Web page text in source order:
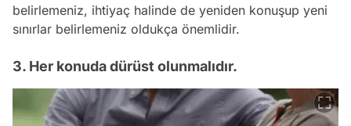
belirlemeniz, ihtiyaç halinde de yeniden konuşup yeni
sınırlar belirlemeniz oldukça önemlidir.
3. Her konuda dürüst olunmalıdır.